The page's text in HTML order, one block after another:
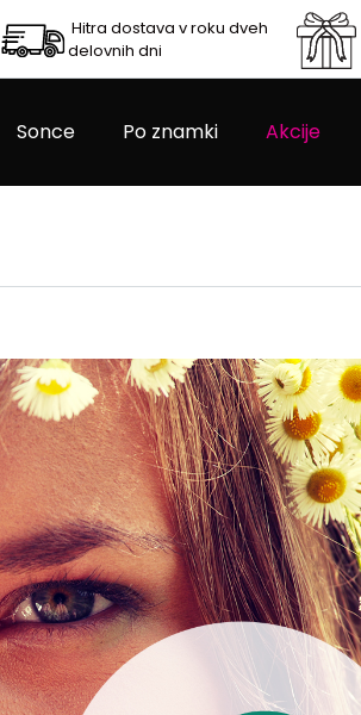
Hitra dostava v roku dveh
delovnih dni
Sonce Po znamki Akcije